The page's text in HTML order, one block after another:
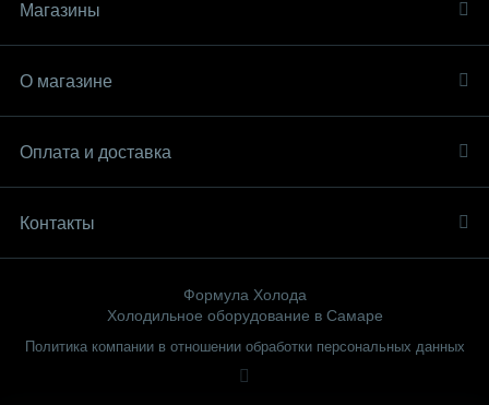
Магазины
О магазине
Оплата и доставка
Контакты
Формула Холода
Холодильное оборудование в Самаре
Политика компании в отношении обработки персональных данных